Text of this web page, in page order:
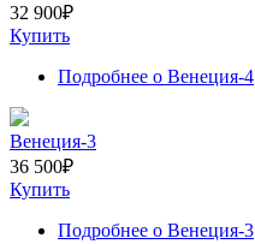
32 900₽
Купить
Подробнее о Венеция-4
Венеция-3
36 500₽
Купить
Подробнее о Венеция-3